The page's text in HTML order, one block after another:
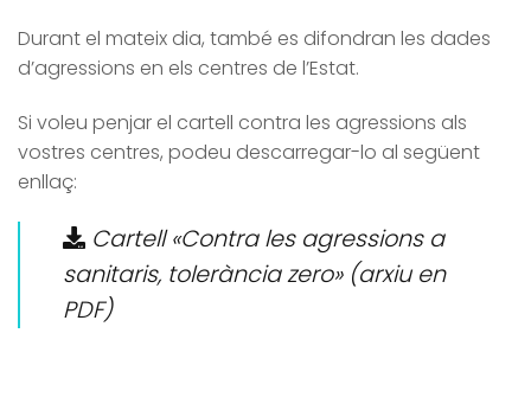
Durant el mateix dia, també es difondran les dades
d’agressions en els centres de l’Estat.
Si voleu penjar el cartell contra les agressions als
vostres centres, podeu descarregar-lo al següent
enllaç:
Cartell «Contra les agressions a
sanitaris, tolerància zero» (arxiu en
PDF)